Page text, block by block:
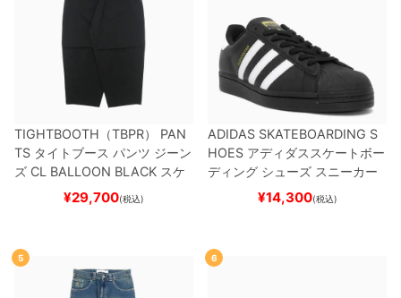
TIGHTBOOTH（TBPR） PAN
TS タイトブース パンツ ジーン
ズ CL BALLOON BLACK スケ
ートボード スケボー
¥29,700(税込)
ADIDAS SKATEBOARDING S
HOES アディダススケートボー
ディング シューズ スニーカー
スーパースターSUPERSTAR A
BLACK/WHITE/WHITE
ー
¥14,300(税込)
5 6